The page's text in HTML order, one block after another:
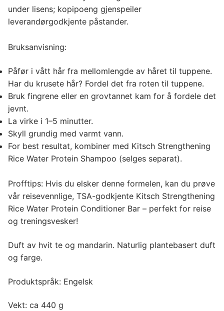
under lisens; kopipoeng gjenspeiler
leverandørgodkjente påstander.
Bruksanvisning:
Påfør i vått hår fra mellomlengde av håret til tuppene.
Har du krusete hår? Fordel det fra roten til tuppene.
Bruk fingrene eller en grovtannet kam for å fordele det
jevnt.
La virke i 1–5 minutter.
Skyll grundig med varmt vann.
For best resultat, kombiner med Kitsch Strengthening
Rice Water Protein Shampoo (selges separat).
Profftips: Hvis du elsker denne formelen, kan du prøve
vår reisevennlige, TSA-godkjente Kitsch Strengthening
Rice Water Protein Conditioner Bar – perfekt for reise
og treningsvesker!
Duft av hvit te og mandarin. Naturlig plantebasert duft
og farge.
Produktspråk: Engelsk
Vekt: ca 440 g